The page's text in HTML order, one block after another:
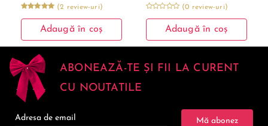
(2 review-uri)
Adaugă în coș
(0 review-uri)
Adaugă în coș
ABONEAZĂ-TE ȘI FII LA CURENT
CU NOUTATILE
Mă abonez